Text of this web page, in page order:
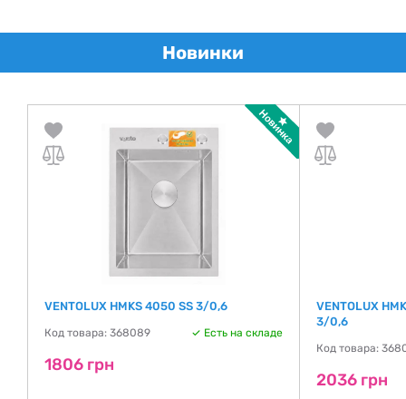
Новинки
VENTOLUX HMKS 4050 SS 3/0,6
Код товара: 368089 Есть на складе
1806 грн
VENTOLUX
3/0,6
Код товара:
2036 грн